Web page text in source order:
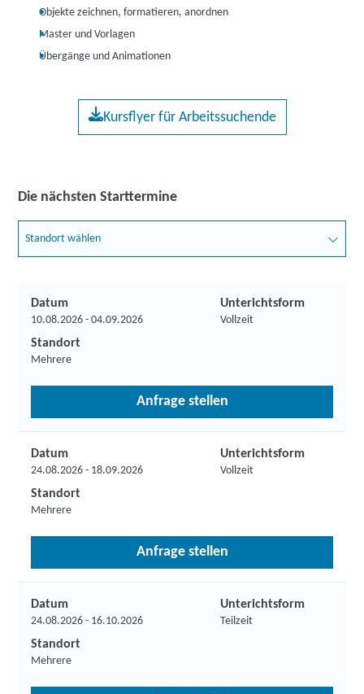
Objekte zeichnen, formatieren, anordnen
Master und Vorlagen
Übergänge und Animationen
Kursflyer für Arbeitssuchende
Die nächsten Starttermine
Standort wählen
Datum
10.08.2026 - 04.09.2026
Unterichtsform
Vollzeit
Standort
Mehrere
Anfrage stellen
Datum
24.08.2026 - 18.09.2026
Unterichtsform
Vollzeit
Standort
Mehrere
Anfrage stellen
Datum
24.08.2026 - 16.10.2026
Unterichtsform
Teilzeit
Standort
Mehrere